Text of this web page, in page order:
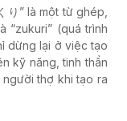
り” là một từ ghép,
“zukuri” (quá trình
dừng lại ở việc tạo
kỹ năng, tinh thần
thợ khi tạo ra